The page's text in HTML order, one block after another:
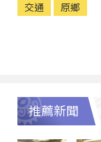
交通 原鄉
推薦新聞